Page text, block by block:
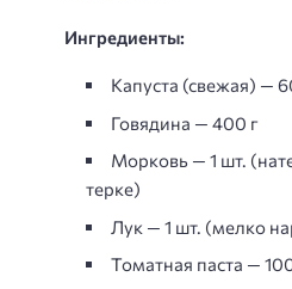
Ингредиенты:
Капуста (свежая) —
Говядина — 400 г
Морковь — 1 шт.
терке)
Лук — 1 шт. (мелко
Томатная паста —